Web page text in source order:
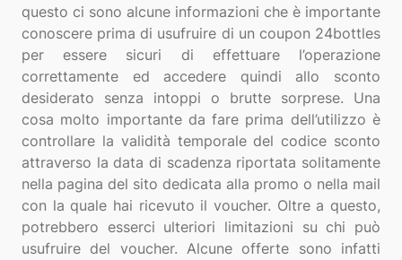
questo ci sono alcune informazioni che è importante
conoscere prima di usufruire di un coupon 24bottles
per essere sicuri di effettuare l’operazione
correttamente ed accedere quindi allo sconto
desiderato senza intoppi o brutte sorprese. Una
cosa molto importante da fare prima dell’utilizzo è
controllare la validità temporale del codice sconto
attraverso la data di scadenza riportata solitamente
nella pagina del sito dedicata alla promo o nella mail
con la quale hai ricevuto il voucher. Oltre a questo,
potrebbero esserci ulteriori limitazioni su chi può
usufruire del voucher. Alcune offerte sono infatti